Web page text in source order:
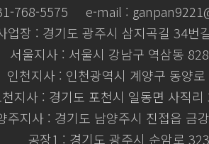
768-5575
e-mail :
업장 : 경기도 광주시 삼지곡길 34번
서울지사 : 서울시 강남구 역삼동
인천지사 : 인천광역시 계양구 동양
지사 : 경기도 포천시 일동면 사직
주지사 : 경기도 남양주시 진접읍 금
공장1 : 경기도 광주시 순암로 323